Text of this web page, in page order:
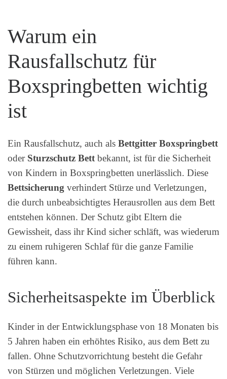
Warum ein
Rausfallschutz für
Boxspringbetten wichtig
ist
Ein Rausfallschutz, auch als Bettgitter Boxspringbett
oder Sturzschutz Bett bekannt, ist für die Sicherheit
von Kindern in Boxspringbetten unerlässlich. Diese
Bettsicherung verhindert Stürze und Verletzungen,
die durch unbeabsichtigtes Herausrollen aus dem Bett
entstehen können. Der Schutz gibt Eltern die
Gewissheit, dass ihr Kind sicher schläft, was wiederum
zu einem ruhigeren Schlaf für die ganze Familie
führen kann.
Sicherheitsaspekte im Überblick
Kinder in der Entwicklungsphase von 18 Monaten bis
5 Jahren haben ein erhöhtes Risiko, aus dem Bett zu
fallen. Ohne Schutzvorrichtung besteht die Gefahr
von Stürzen und möglichen Verletzungen. Viele